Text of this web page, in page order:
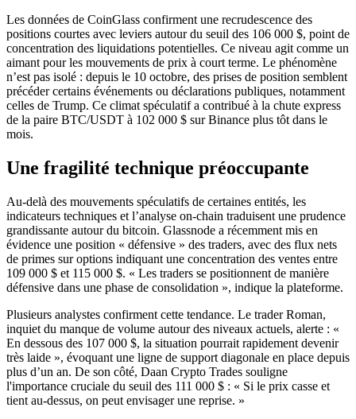
Les données de CoinGlass confirment une recrudescence des
positions courtes avec leviers autour du seuil des 106 000 $, point de
concentration des liquidations potentielles. Ce niveau agit comme un
aimant pour les mouvements de prix à court terme. Le phénomène
n’est pas isolé : depuis le 10 octobre, des prises de position semblent
précéder certains événements ou déclarations publiques, notamment
celles de Trump. Ce climat spéculatif a contribué à la chute express
de la paire BTC/USDT à 102 000 $ sur Binance plus tôt dans le
mois.
Une fragilité technique préoccupante
Au-delà des mouvements spéculatifs de certaines entités, les
indicateurs techniques et l’analyse on-chain traduisent une prudence
grandissante autour du bitcoin. Glassnode a récemment mis en
évidence une position « défensive » des traders, avec des flux nets
de primes sur options indiquant une concentration des ventes entre
109 000 $ et 115 000 $. « Les traders se positionnent de manière
défensive dans une phase de consolidation », indique la plateforme.
Plusieurs analystes confirment cette tendance. Le trader Roman,
inquiet du manque de volume autour des niveaux actuels, alerte : «
En dessous des 107 000 $, la situation pourrait rapidement devenir
très laide », évoquant une ligne de support diagonale en place depuis
plus d’un an. De son côté, Daan Crypto Trades souligne
l'importance cruciale du seuil des 111 000 $ : « Si le prix casse et
tient au-dessus, on peut envisager une reprise. »